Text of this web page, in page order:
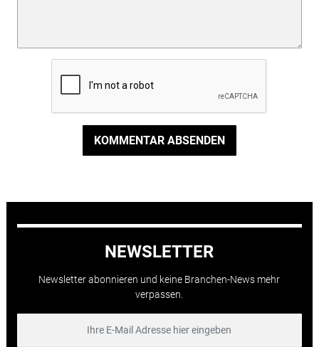
KOMMENTAR ABSENDEN
NEWSLETTER
Newsletter abonnieren und keine Branchen-News mehr
verpassen.